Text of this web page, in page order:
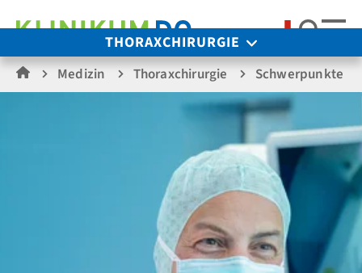
THORAXCHIRURGIE
Medizin Thoraxchirurgie Schwerpunkte